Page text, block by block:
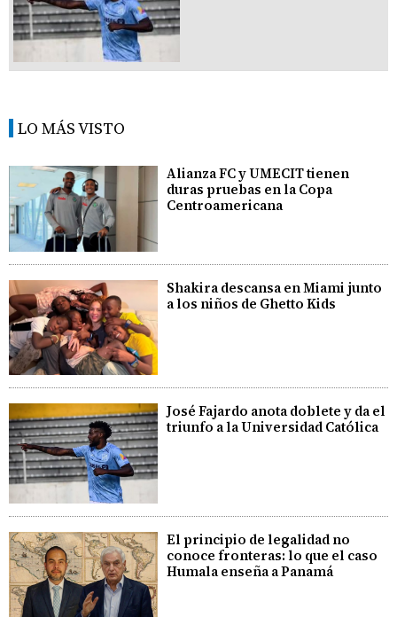
LO MÁS VISTO
Alianza FC y UMECIT tienen
duras pruebas en la Copa
Centroamericana
Shakira descansa en Miami junto
a los niños de Ghetto Kids
José Fajardo anota doblete y da el
triunfo a la Universidad Católica
El principio de legalidad no
conoce fronteras: lo que el caso
Humala enseña a Panamá